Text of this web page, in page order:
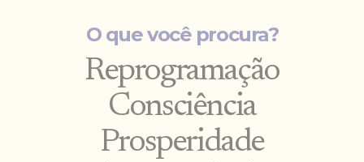
O que você procura?
Reprogramação
Consciência
Prosperidade